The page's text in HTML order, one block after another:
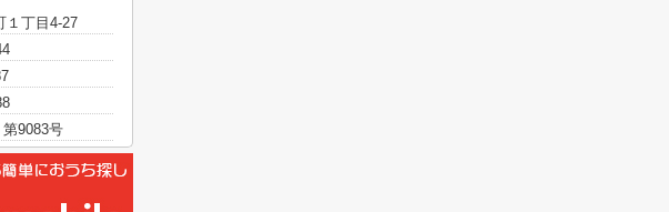
１丁目4-27
9083号